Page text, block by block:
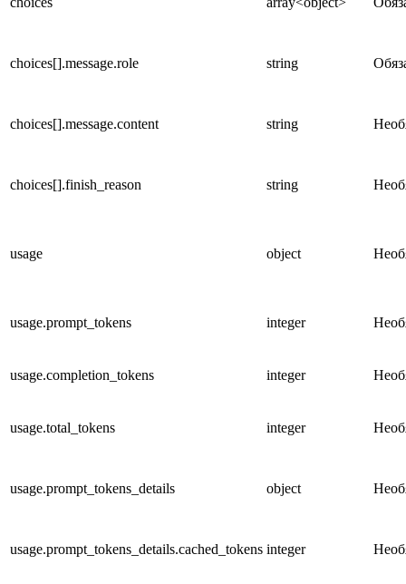
choices[].message.role string
choices[].message.content string
choices[].finish_reason string
usage object
usage.prompt_tokens integer
usage.completion_tokens integer
usage.total_tokens integer
usage.prompt_tokens_details object
usage.prompt_tokens_details.cached_tokens integer